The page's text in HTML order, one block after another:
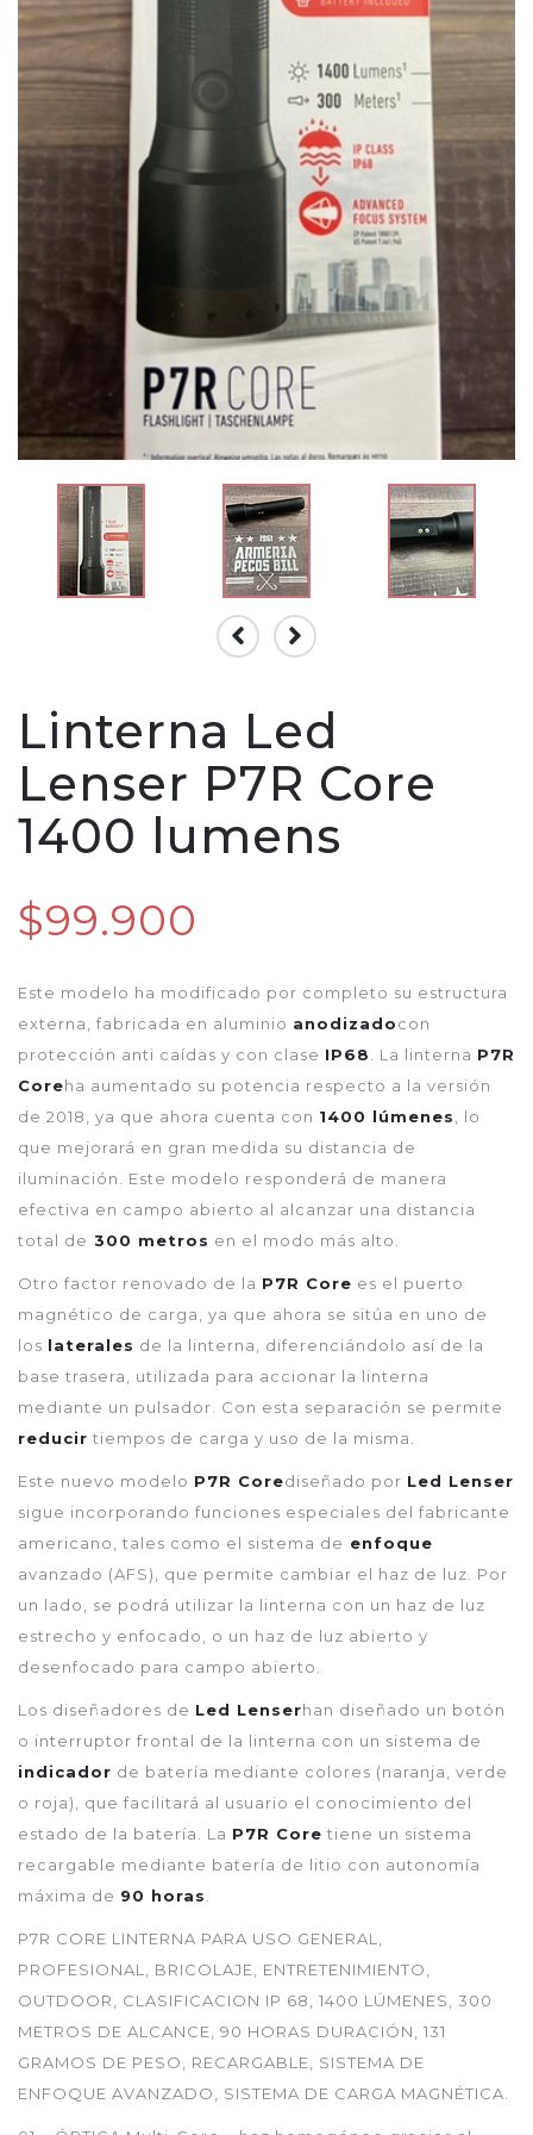
Linterna Led
Lenser P7R Core
1400 lumens
$99.900
Este modelo ha modificado por completo su estructura
externa, fabricada en aluminio anodizadocon
protección anti caídas y con clase IP68 . La linterna P7R
Coreha aumentado su potencia respecto a la versión
de 2018, ya que ahora cuenta con 1400 lúmenes
, lo
que mejorará en gran medida su distancia de
iluminación. Este modelo responderá de manera
efectiva en campo abierto al alcanzar una distancia
total de 300 metros en el modo más alto.
Otro factor renovado de la P7R Core es el puerto
magnético de carga, ya que ahora se sitúa en uno de
los laterales de la linterna, diferenciándolo así de la
base trasera, utilizada para accionar la linterna
mediante un pulsador. Con esta separación se permite
reducir tiempos de carga y uso de la misma.
Este nuevo modelo P7R Corediseñado por Led Lenser
sigue incorporando funciones especiales del fabricante
americano, tales como el sistema de enfoque
avanzado (AFS), que permite cambiar el haz de luz. Por
un lado, se podrá utilizar la linterna con un haz de luz
estrecho y enfocado, o un haz de luz abierto y
desenfocado para campo abierto.
Los diseñadores de Led Lenserhan diseñado un botón
o interruptor frontal de la linterna con un sistema de
indicador de batería mediante colores (naranja, verde
o roja), que facilitará al usuario el conocimiento del
estado de la batería. La P7R Core tiene un sistema
recargable mediante batería de litio con autonomía
máxima de 90 horas
P7R CORE LINTERNA PARA USO GENERAL,
PROFESIONAL, BRICOLAJE, ENTRETENIMIENTO,
OUTDOOR, CLASIFICACION IP 68, 1400 LÚMENES, 300
METROS DE ALCANCE, 90 HORAS DURACIÓN, 131
GRAMOS DE PESO, RECARGABLE, SISTEMA DE
ENFOQUE AVANZADO, SISTEMA DE CARGA MAGNÉTICA.